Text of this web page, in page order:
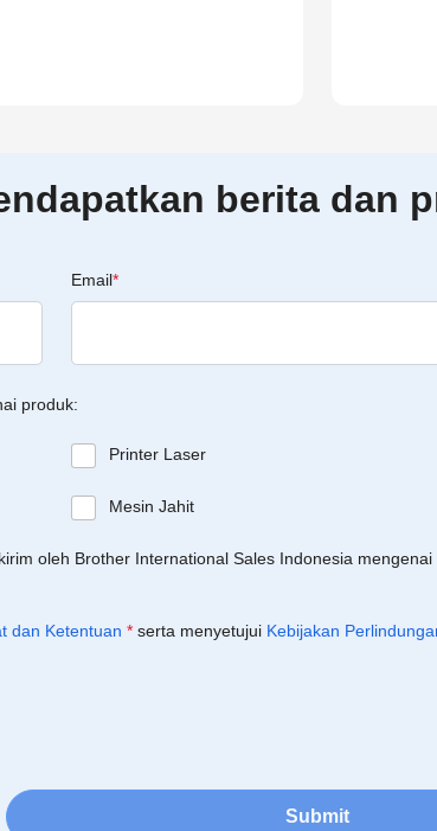
berita dan
Email*
produk:
Printer Laser
Mesin Jahit
oleh Brother International Sales Indonesia
dan Ketentuan * serta menyetujui Kebijakan
Submit